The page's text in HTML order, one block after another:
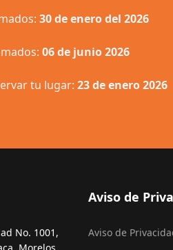
30 de enero del 2026
06 de junio 2026
tu lugar: 23 de enero 2026
No. 1001,
Morelos,
Aviso de
Aviso de